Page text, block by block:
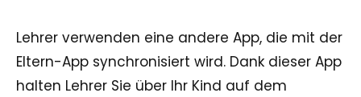
Lehrer verwenden eine andere App, die mit der
Eltern-App synchronisiert wird. Dank dieser App
halten Lehrer Sie über Ihr Kind auf dem